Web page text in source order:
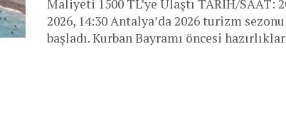
Maliyeti 1500 TL’ye Ulaştı TARİH/SAAT:
2026, 14:30 Antalya’da 2026 turizm
başladı. Kurban Bayramı öncesi